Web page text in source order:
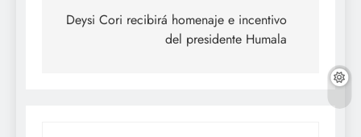
de
Deysi Cori recibirá homenaje e incentivo
del presidente Humala